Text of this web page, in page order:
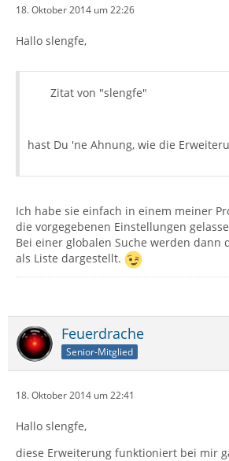
18. Oktober 2014 um 22:26
Hallo slengfe,
Zitat von "slengfe"
hast Du 'ne Ahnung, wie die
Ich habe sie einfach in einem meiner
die vorgegebenen Einstellungen
Bei einer globalen Suche werden dann
als Liste dargestellt.
Feuerdrache
Senior-Mitglied
18. Oktober 2014 um 22:41
Hallo slengfe,
diese Erweiterung funktioniert bei mir